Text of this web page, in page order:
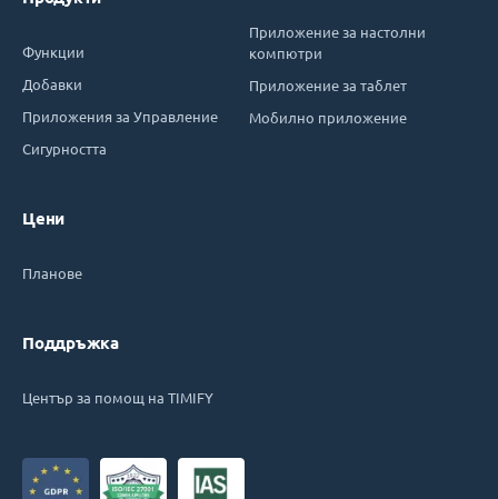
Функции
Добавки
Приложения за Управление
Сигурността
Цени
Планове
Поддръжка
Център за помощ на TIMIFY
Приложение за настолни
компютри
Приложение за таблет
Мобилно приложение